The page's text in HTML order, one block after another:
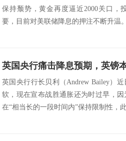
保持颓势，黄金再度逼近2000关口，
要，目前对美联储降息的押注不断升温
英国央行痛击降息预期，英镑
英国央行行长贝利（Andrew Bailey）
软，现在宣布战胜通胀还为时过早，
在“相当长的一段时间内”保持限制性，